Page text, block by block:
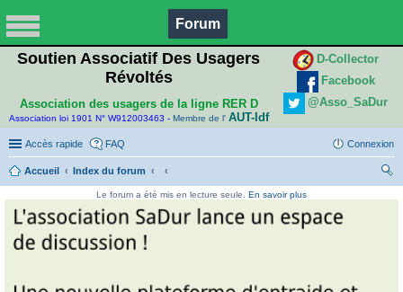
Forum
Soutien Associatif Des Usagers
Révoltés
Association des usagers de la ligne RER D
Association loi 1901 N° W912003463 - Membre de l' AUT-Idf
D-Collector
Facebook
@Asso_SaDur
Accès rapide FAQ Connexion
Accueil
Index du forum
Le forum a été mis en lecture seule. En savoir plus